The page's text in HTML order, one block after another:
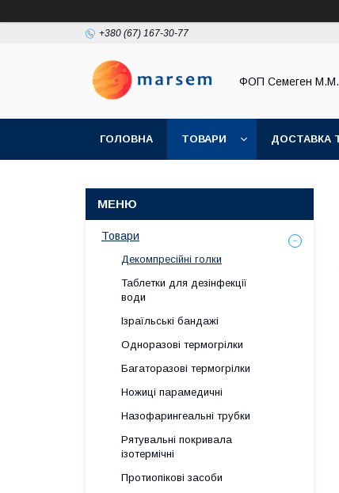
+380 (67) 167-30-77
ФОП Семеген М.М.
ГОЛОВНА ТОВАРИ ДОСТАВКА
Товари
Декомпресійні голки
Таблетки для дезінфекції
води
Ізраїльські бандажі
Одноразові термогрілки
Багаторазові термогрілки
Ножиці парамедичні
Назофарингеальні трубки
Рятувальні покривала
ізотермічні
Протиопікові засоби